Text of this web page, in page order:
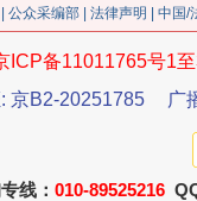
魏明亮
公众采编部 法律声明 | 中国
ICP备11011765号1
京B2-20251785
广
线： 010-89525216